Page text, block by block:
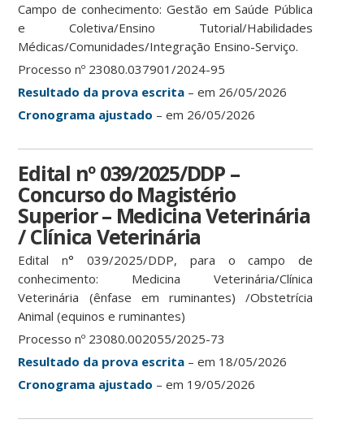
Campo de conhecimento: Gestão em Saúde Pública
e Coletiva/Ensino Tutorial/Habilidades
Médicas/Comunidades/Integração Ensino-Serviço.
Processo nº 23080.037901/2024-95
Resultado da prova escrita – em 26/05/2026
Cronograma ajustado – em 26/05/2026
Edital nº 039/2025/DDP –
Concurso do Magistério
Superior – Medicina Veterinária
/ Clínica Veterinária
Edital n° 039/2025/DDP, para o campo de
conhecimento: Medicina Veterinária/Clínica
Veterinária (ênfase em ruminantes) /Obstetrícia
Animal (equinos e ruminantes)
Processo nº 23080.002055/2025-73
Resultado da prova escrita – em 18/05/2026
Cronograma ajustado – em 19/05/2026